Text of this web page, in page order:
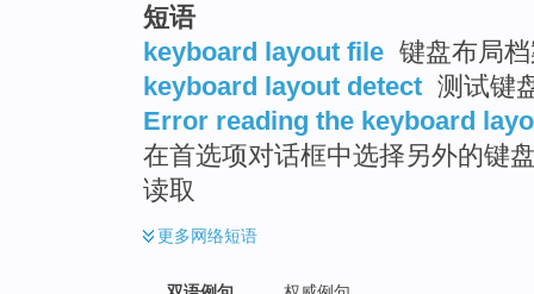
短语
keyboard layout file 键盘布局
keyboard layout detect 测试键
Error reading the keyboard
在首选项对话框中选择另外的键
读取
更多网络短语